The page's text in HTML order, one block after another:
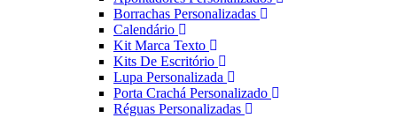
Borrachas Personalizadas
Calendário
Kit Marca Texto
Kits De Escritório
Lupa Personalizada
Porta Crachá Personalizado
Réguas Personalizadas